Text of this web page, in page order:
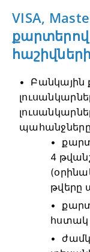
VISA,
Բանկային
4
թվերը
հստակ